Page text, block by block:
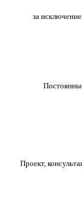
за
Проект,